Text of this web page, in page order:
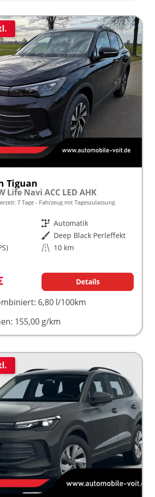
Tiguan
Life Navi ACC LED AHK
7 Tage Fahrzeug mit Tageszulassung
Getriebe Automatik
Außenfarbe Deep Black Perleffekt
Kilometerstand 10 km
Details
6,80 l/100km
155,00 g/km